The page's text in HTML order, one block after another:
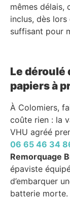
mêmes délais,
inclus, dès lors
suffisant pour
Le déroulé
papiers à
À Colomiers,
coûte rien : la
VHU agréé
06 65 46 34
Remorquage
épaviste
d’embarquer
batterie